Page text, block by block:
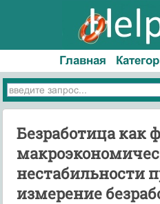
Главная
Безработица как
нестабильности
измерение